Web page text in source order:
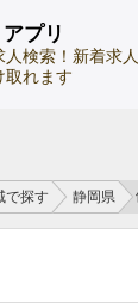
プリ
人検索！新着求人
取れます
で探す 静岡県